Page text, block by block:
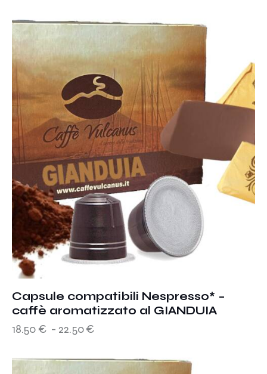
Capsule compatibili Nespresso* –
caffè aromatizzato al GIANDUIA
18.50 € - 22.50€